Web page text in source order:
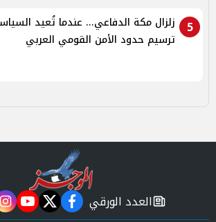
5
زلزال مكة الدفاعي... عندما تُعيد
ترسيم حدود الأمن القومي العربي
newspaper
العدد الورقي facebook
twitter